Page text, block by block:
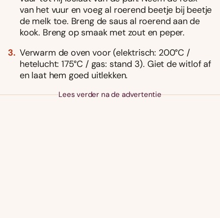
van het vuur en voeg al roerend beetje bij beetje
de melk toe. Breng de saus al roerend aan de
kook. Breng op smaak met zout en peper.
Verwarm de oven voor (elektrisch: 200°C /
hetelucht: 175°C / gas: stand 3). Giet de witlof af
en laat hem goed uitlekken.
Lees verder na de advertentie